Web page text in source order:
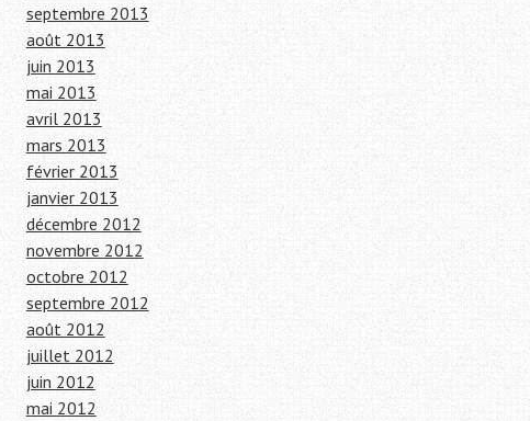
septembre 2013
août 2013
juin 2013
mai 2013
avril 2013
mars 2013
février 2013
janvier 2013
décembre 2012
novembre 2012
octobre 2012
septembre 2012
août 2012
juillet 2012
juin 2012
mai 2012